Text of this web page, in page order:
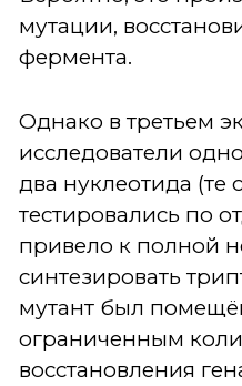
мутации,
фермента.
Однако в третьем
исследователи
два нуклеотида (те
тестировались по
привело к полной
синтезировать
мутант был
ограниченным
восстановления